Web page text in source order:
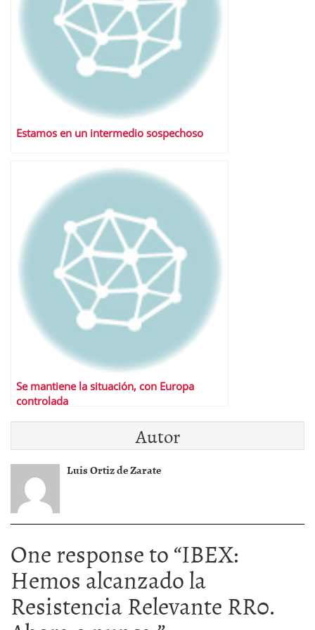
Estamos en un intermedio sospechoso
Se mantiene la situación, con Europa
controlada
Autor
Luis Ortiz de Zarate
One response to “IBEX:
Hemos alcanzado la
Resistencia Relevante RR0.